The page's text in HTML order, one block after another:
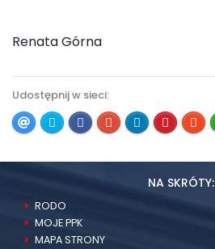
Renata Górna
Udostępnij w sieci:
NA SKRÓTY:
RODO
MOJE PPK
MAPA STRONY